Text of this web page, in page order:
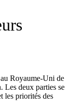
Royaume-Uni de
Les deux parties se
les priorités des